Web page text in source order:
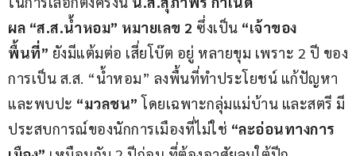
ผล “ส.ส.น้ำหอม” หมายเลข 2 ซึ่งเป็น “เจ้าของ
พื้นที่” ยังมีแต้มต่อ เสี่ยโบ๊ต อยู่ หลายขุม เพราะ 2 ปี ของ
การเป็น ส.ส. “น้ำหอม” ลงพื้นที่ทำประโยชน์ แก้ปัญหา
และพบปะ “มวลชน” โดยเฉพาะกลุ่มแม่บ้าน และสตรี มี
ประสบการณ์ของนักการเมืองที่ไม่ใช่ “ละอ่อนทางการ